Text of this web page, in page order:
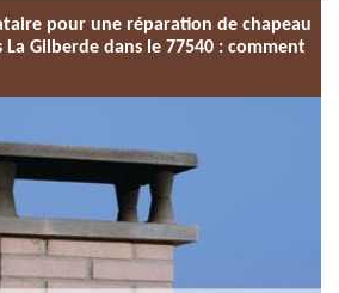
pour une réparation de chapeau
La Gilberde dans le 77540 : comment